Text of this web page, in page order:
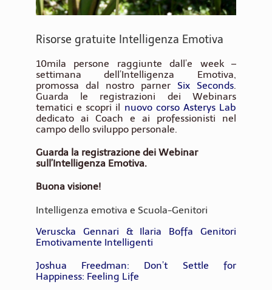
Risorse gratuite Intelligenza Emotiva
10mila persone raggiunte dall’e week –
settimana dell’Intelligenza Emotiva,
promossa dal nostro parner Six Seconds.
Guarda le registrazioni dei Webinars
tematici e scopri il nuovo corso Asterys Lab
dedicato ai Coach e ai professionisti nel
campo dello sviluppo personale.
Guarda la registrazione dei Webinar
sull’Intelligenza Emotiva.
Buona visione!
Intelligenza emotiva e Scuola-Genitori
Veruscka Gennari & Ilaria Boffa Genitori
Emotivamente Intelligenti
Joshua Freedman: Don’t Settle for
Happiness: Feeling Life